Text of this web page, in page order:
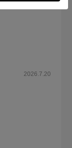
2026.7.20